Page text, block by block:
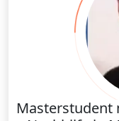
Masterstudent